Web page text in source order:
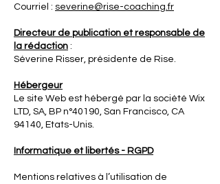
Courriel : severine@rise-coaching.fr
Directeur de publication et responsable de
la rédaction :
Séverine Risser, présidente de Rise.
Hébergeur
Le site Web est hébergé par la société Wix
LTD, SA, BP n°40190, San Francisco, CA
94140, Etats-Unis.
Informatique et libertés - RGPD
Mentions relatives à l’utilisation de